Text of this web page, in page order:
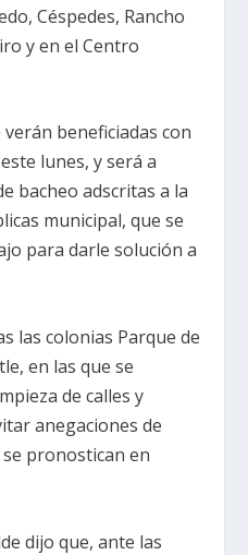
Céspedes, Rancho
y en el Centro
verán beneficiadas con
lunes, y será a
bacheo adscritas a la
municipal, que se
para darle solución a
las colonias Parque de
en las que se
de calles y
anegaciones de
pronostican en
dijo que, ante las